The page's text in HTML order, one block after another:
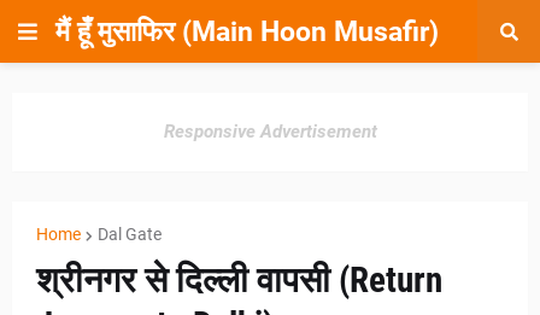
मैं हूँ मुसाफिर (Main Hoon Musafir)
Responsive Advertisement
Home Dal Gate
श्रीनगर से दिल्ली वापसी (Return